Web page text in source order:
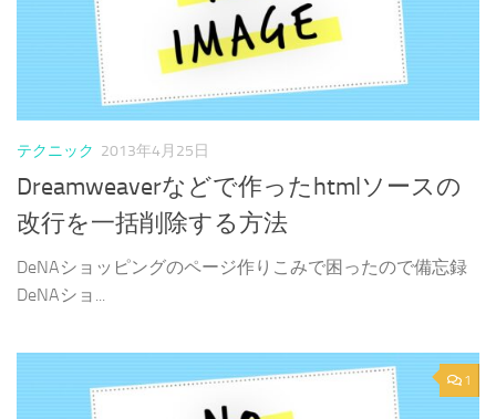
テクニック 2013年4月25日
Dreamweaverなどで作ったhtmlソースの
改行を一括削除する方法
DeNAショッピングのページ作りこみで困ったので備忘録
DeNAショ...
1